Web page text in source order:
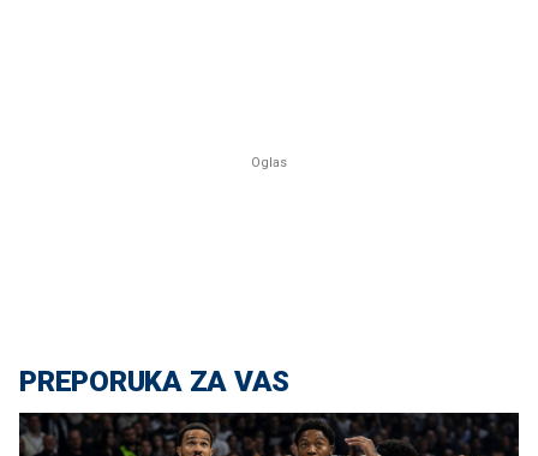
PREPORUKA ZA VAS